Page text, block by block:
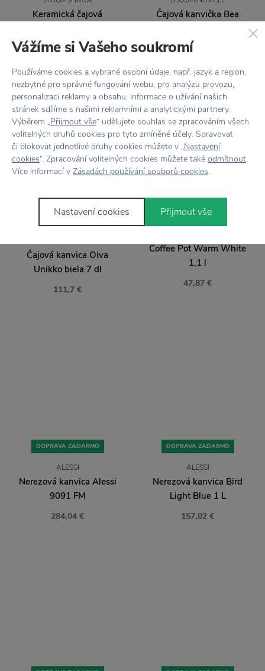
Keramická čajová
ml
Čajová kanvička Bea
50,43 €
Čajová kanvica Oiva
Unikko biela 7 dl
111,7 €
GARDEN TRADING
Coffee Pot Warm White
1,1 l
47,87 €
DOPRAVA ZADARMO
ALESSI
Nerezová kanvica Alessi
9091 FM
284,04 €
DOPRAVA ZADARMO
ALESSI
Nerezová kanvica Bird
Light Blue 1 L
157,02 €
Vážíme si Vašeho soukromí
Používáme cookies a vybrané osobní údaje, např. jazyk a region,
nezbytné pro správné fungování webu, pro analýzu provozu,
personalizaci reklamy a obsahu. Informace o užívání našich
stránek sdílíme s našimi reklamními a analytickými partnery.
Výběrem „Přijmout vše“ udělujete souhlas se zpracováním všech
volitelných druhů cookies pro tyto zmíněné účely. Spravovat
či blokovat jednotlivé druhy cookies můžete v „Nastavení
cookies“. Zpracování volitelných cookies můžete také odmítnout.
Více informací v Zásadách používání souborů cookies.
Nastavení cookies Přijmout vše